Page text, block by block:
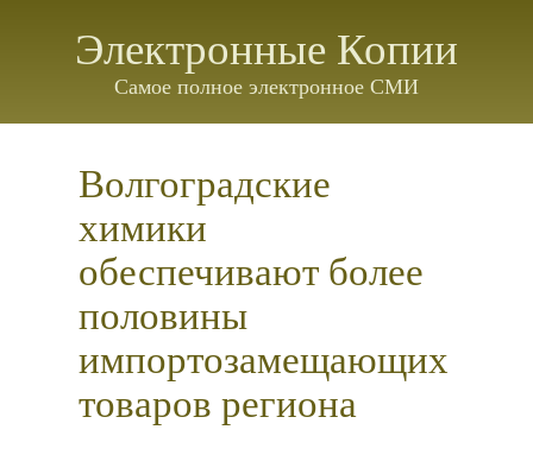
Электронные Копии
Самое полное электронное СМИ
Волгоградские
химики
обеспечивают более
половины
импортозамещающих
товаров региона